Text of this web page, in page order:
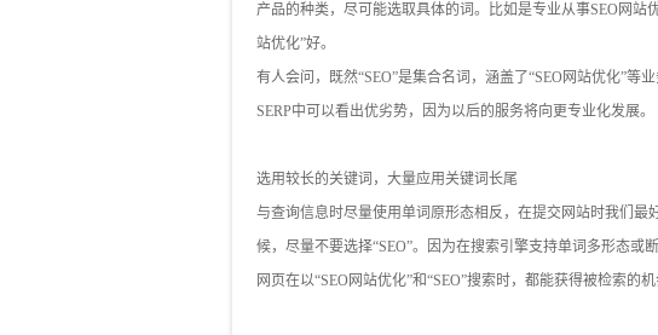
产品的种类，尽可能选取具体的词。比如是专业从事SEO网站
站优化”好。
有人会问，既然“SEO”是集合名词，涵盖了“SEO网站优化”等
SERP中可以看出优劣势，因为以后的服务将向更专业化发展。
选用较长的关键词，大量应用关键词长尾
与查询信息时尽量使用单词原形态相反，在提交网站时我们最
候，尽量不要选择“SEO”。因为在搜索引擎支持单词多形态或
网页在以“SEO网站优化”和“SEO”搜索时，都能获得被检索的